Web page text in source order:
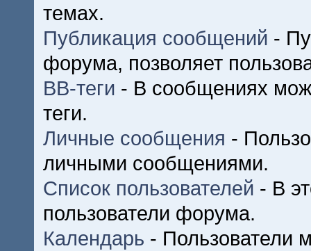
темах.
Публикация сообщений -
форума, позволяет
BB-теги - В сообщениях
теги.
Личные сообщения -
личными сообщениями.
Список пользователей - В
пользователи форума.
Календарь - Пользователи